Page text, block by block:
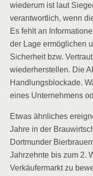
wiederum ist laut
verantwortlich, wenn
Es fehlt an
der Lage ermöglichen
Sicherheit bzw.
wiederherstellen. Die
Handlungsblockade.
eines Unternehmens
Etwas ähnliches
Jahre in der
Dortmunder
Jahrzehnte bis zum 2.
Verkäufermarkt zu